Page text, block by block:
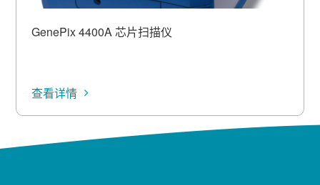
GenePix 4400A 芯片扫描仪
查看详情